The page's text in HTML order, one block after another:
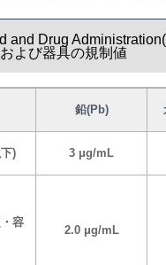
and Drug
よび器具の規制値
鉛(Pb)
) 3 μg/mL
容
2.0 μg/mL